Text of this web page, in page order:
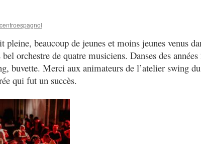
centroespagnol
pleine, beaucoup de jeunes et moins jeunes venus
orchestre de quatre musiciens. Danses des années
buvette. Merci aux animateurs de l’atelier swing
qui fut un succès.